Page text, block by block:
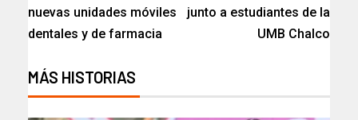
nuevas unidades móviles
dentales y de farmacia
junto a estudiantes de la
UMB Chalco
MÁS HISTORIAS